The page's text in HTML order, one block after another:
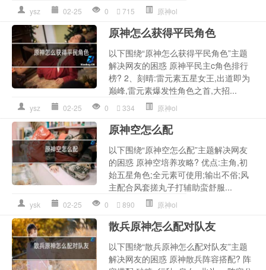
ysz 02-25 0 715 原神ol
原神怎么获得平民角色
以下围绕“原神怎么获得平民角色”主题
解决网友的困惑 原神平民主c角色排行
榜? 2、刻晴:雷元素五星女王,出道即为
巅峰,雷元素爆发性角色之首,大招...
ysz 02-25 0 334 原神ol
原神空怎么配
以下围绕“原神空怎么配”主题解决网友
的困惑 原神空培养攻略? 优点:主角,初
始五星角色;全元素可使用;输出不俗;风
主配合风套搓丸子打辅助蛮舒服...
ysk 02-25 0 890 原神ol
散兵原神怎么配对队友
以下围绕“散兵原神怎么配对队友”主题
解决网友的困惑 原神散兵阵容搭配? 阵